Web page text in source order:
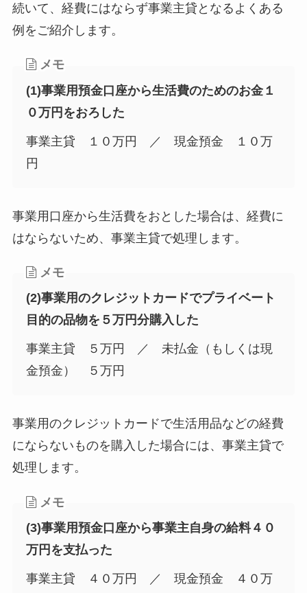
続いて、経費にはならず事業主貸となるよくある
例をご紹介します。
メモ
(1)事業用預金口座から生活費のためのお金１
０万円をおろした
事業主貸 １０万円 ／ 現金預金 １０万
円
事業用口座から生活費をおとした場合は、経費に
はならないため、事業主貸で処理します。
メモ
(2)事業用のクレジットカードでプライベート
目的の品物を５万円分購入した
事業主貸 ５万円 ／ 未払金（もしくは現
金預金） ５万円
事業用のクレジットカードで生活用品などの経費
にならないものを購入した場合には、事業主貸で
処理します。
メモ
(3)事業用預金口座から事業主自身の給料４０
万円を支払った
事業主貸 ４０万円 ／ 現金預金 ４０万